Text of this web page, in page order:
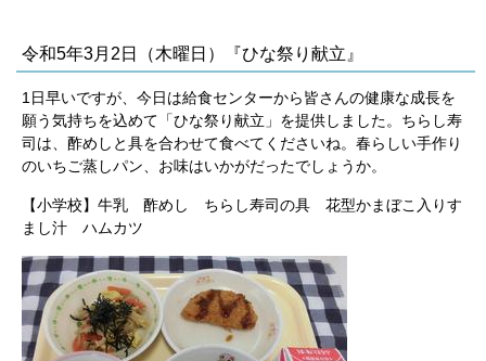
令和5年3月2日（木曜日）『ひな祭り献立』
1日早いですが、今日は給食センターから皆さんの健康な成長を
願う気持ちを込めて「ひな祭り献立」を提供しました。ちらし寿
司は、酢めしと具を合わせて食べてくださいね。春らしい手作り
のいちご蒸しパン、お味はいかがだったでしょうか。
【小学校】牛乳 酢めし ちらし寿司の具 花型かまぼこ入りす
まし汁 ハムカツ